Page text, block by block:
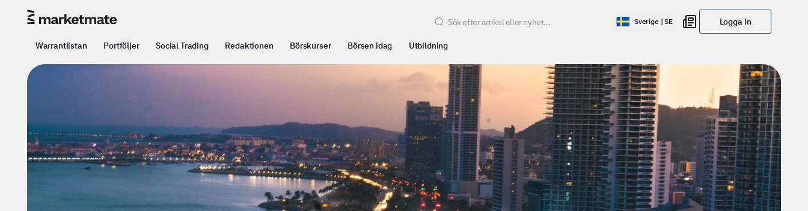
Sverige | SE Logga in
Warrantlistan Portföljer Social Trading Redaktionen Börskurser Börsen idag Utbildning